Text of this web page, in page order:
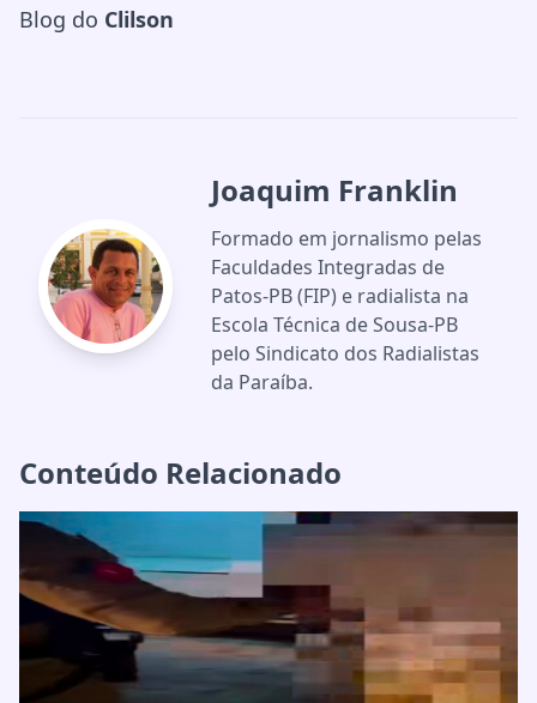
Blog do Clilson
Joaquim Franklin
Formado em jornalismo pelas
Faculdades Integradas de
Patos-PB (FIP) e radialista na
Escola Técnica de Sousa-PB
pelo Sindicato dos Radialistas
da Paraíba.
Conteúdo Relacionado